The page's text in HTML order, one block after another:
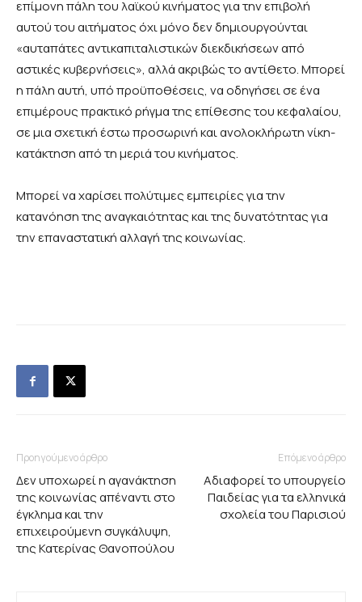
επίμονη πάλη του λαϊκού κινήματος για την επιβολή
αυτού του αιτήματος όχι μόνο δεν δημιουργούνται
«αυταπάτες αντικαπιταλιστικών διεκδικήσεων από
αστικές κυβερνήσεις», αλλά ακριβώς το αντίθετο. Μπορεί
η πάλη αυτή, υπό προϋποθέσεις, να οδηγήσει σε ένα
επιμέρους πρακτικό ρήγμα της επίθεσης του κεφαλαίου,
σε μια σχετική έστω προσωρινή και ανολοκλήρωτη νίκη-
κατάκτηση από τη μεριά του κινήματος.
Μπορεί να χαρίσει πολύτιμες εμπειρίες για την
κατανόηση της αναγκαιότητας και της δυνατότητας για
την επαναστατική αλλαγή της κοινωνίας.
Προηγούμενο άρθρο
Δεν υποχωρεί η αγανάκτηση
της κοινωνίας απέναντι στο
έγκλημα και την
επιχειρούμενη συγκάλυψη,
της Κατερίνας Θανοπούλου
Επόμενο άρθρο
Αδιαφορεί το υπουργείο
Παιδείας για τα ελληνικά
σχολεία του Παρισιού